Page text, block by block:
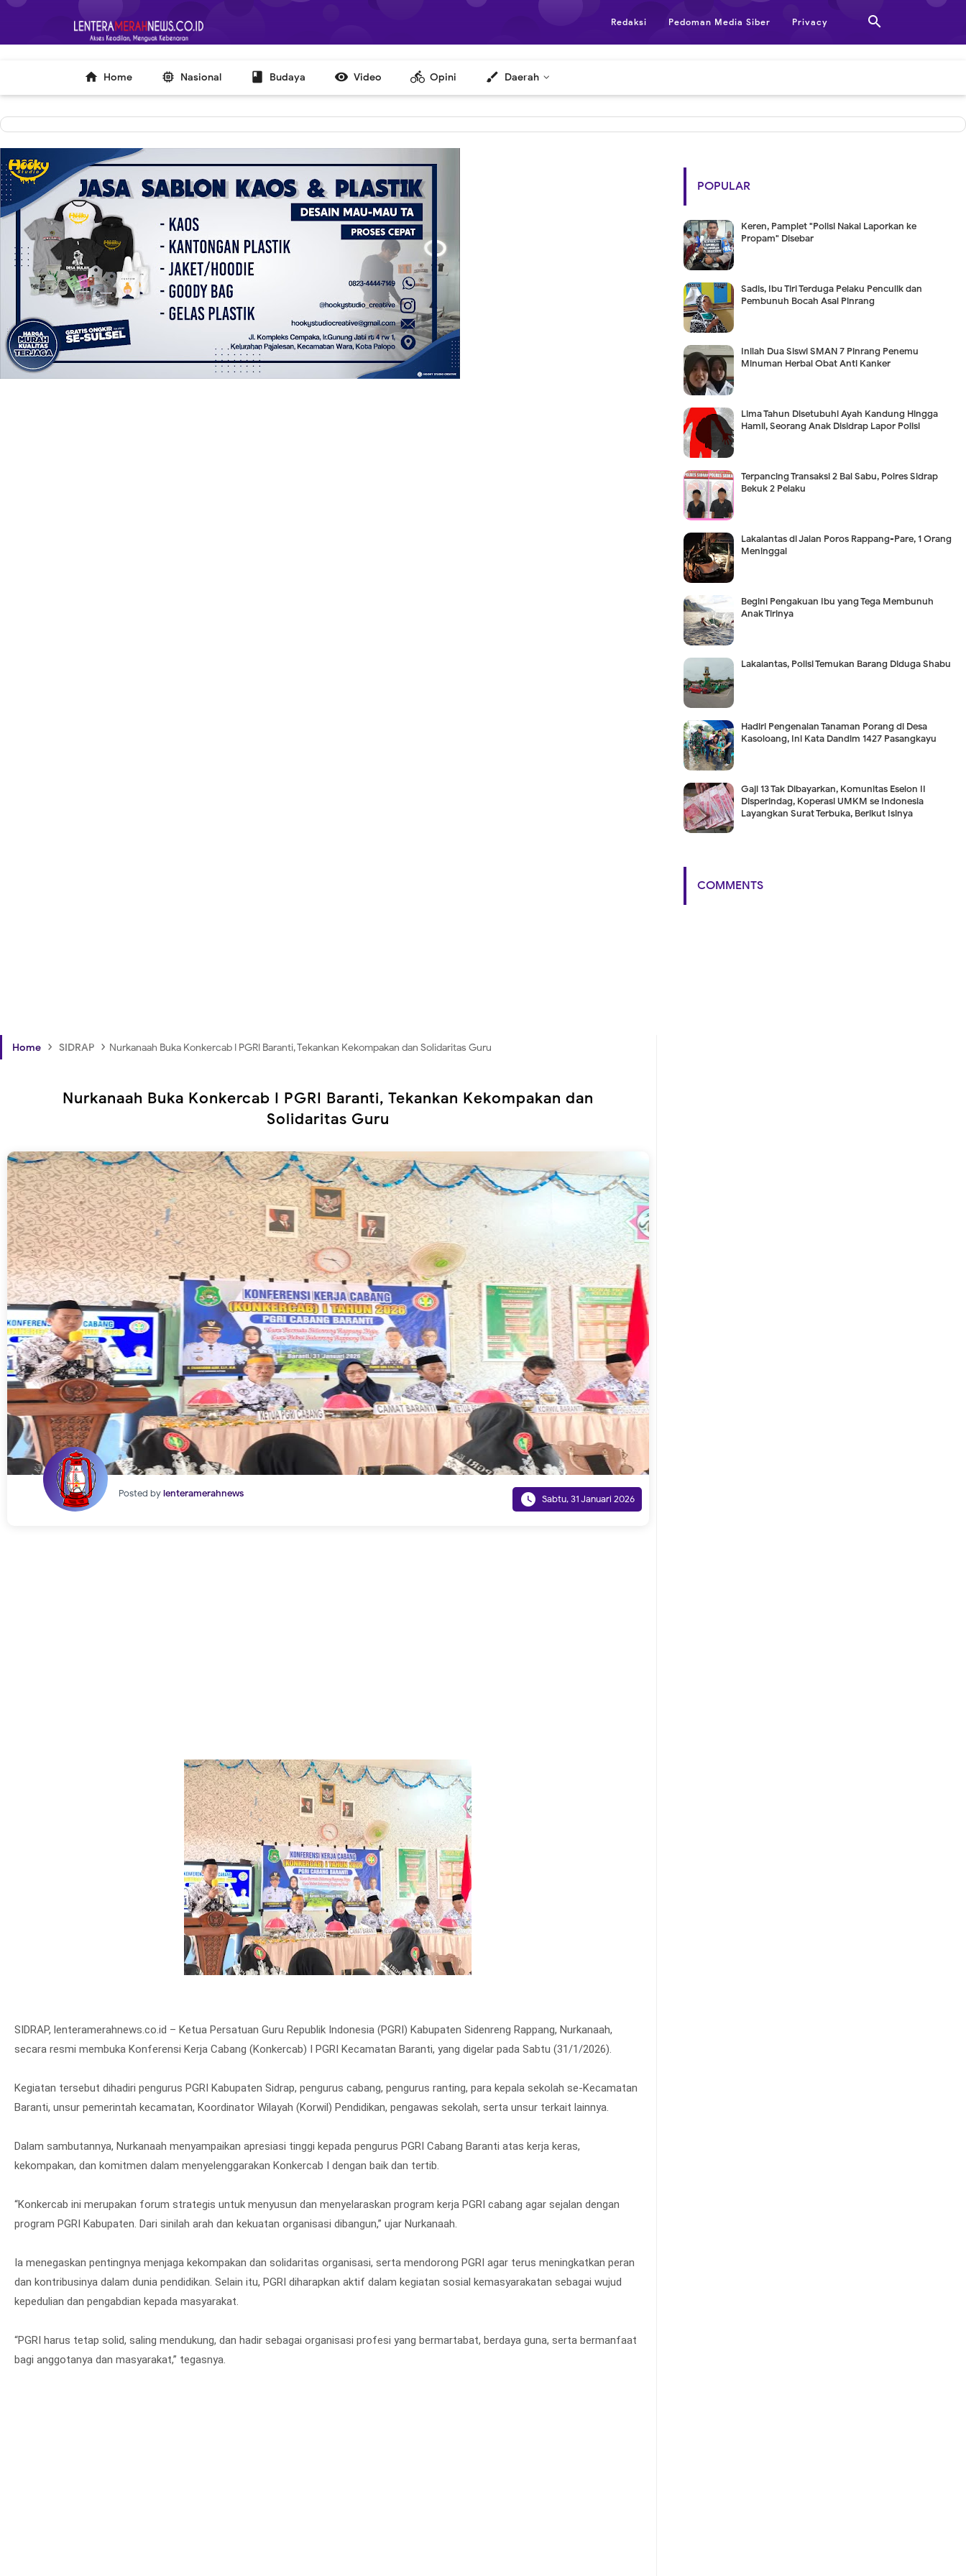
-->

Redaksi Pedoman Media Siber Privacy
 Home  Nasional  Budaya  Video directions_bike Opini brush Daerah
Home › SIDRAP › Nurkanaah Buka Konkercab I PGRI Baranti, Tekankan Kekompakan dan Solidaritas Guru
Nurkanaah Buka Konkercab I PGRI Baranti, Tekankan Kekompakan dan
Solidaritas Guru
Posted bylenteramerahnews  Sabtu, 31 Januari 2026
SIDRAP, lenteramerahnews.co.id – Ketua Persatuan Guru Republik Indonesia (PGRI) Kabupaten Sidenreng Rappang, Nurkanaah,
secara resmi membuka Konferensi Kerja Cabang (Konkercab) I PGRI Kecamatan Baranti, yang digelar pada Sabtu (31/1/2026).
Kegiatan tersebut dihadiri pengurus PGRI Kabupaten Sidrap, pengurus cabang, pengurus ranting, para kepala sekolah se-Kecamatan
Baranti, unsur pemerintah kecamatan, Koordinator Wilayah (Korwil) Pendidikan, pengawas sekolah, serta unsur terkait lainnya.
Dalam sambutannya, Nurkanaah menyampaikan apresiasi tinggi kepada pengurus PGRI Cabang Baranti atas kerja keras,
kekompakan, dan komitmen dalam menyelenggarakan Konkercab I dengan baik dan tertib.
“Konkercab ini merupakan forum strategis untuk menyusun dan menyelaraskan program kerja PGRI cabang agar sejalan dengan
program PGRI Kabupaten. Dari sinilah arah dan kekuatan organisasi dibangun,” ujar Nurkanaah.
Ia menegaskan pentingnya menjaga kekompakan dan solidaritas organisasi, serta mendorong PGRI agar terus meningkatkan peran
dan kontribusinya dalam dunia pendidikan. Selain itu, PGRI diharapkan aktif dalam kegiatan sosial kemasyarakatan sebagai wujud
kepedulian dan pengabdian kepada masyarakat.
“PGRI harus tetap solid, saling mendukung, dan hadir sebagai organisasi profesi yang bermartabat, berdaya guna, serta bermanfaat
bagi anggotanya dan masyarakat,” tegasnya.
POPULAR
Keren, Pamplet "Polisi Nakal Laporkan ke
Propam" Disebar
Sadis, Ibu Tiri Terduga Pelaku Penculik dan
Pembunuh Bocah Asal Pinrang
Inilah Dua Siswi SMAN 7 Pinrang Penemu
Minuman Herbal Obat Anti Kanker
Lima Tahun Disetubuhi Ayah Kandung Hingga
Hamil, Seorang Anak Disidrap Lapor Polisi
Terpancing Transaksi 2 Bal Sabu, Polres Sidrap
Bekuk 2 Pelaku
Lakalantas di Jalan Poros Rappang-Pare, 1 Orang
Meninggal
Begini Pengakuan Ibu yang Tega Membunuh
Anak Tirinya
Lakalantas, Polisi Temukan Barang Diduga Shabu
Hadiri Pengenalan Tanaman Porang di Desa
Kasoloang, Ini Kata Dandim 1427 Pasangkayu
Gaji 13 Tak Dibayarkan, Komunitas Eselon II
Disperindag, Koperasi UMKM se Indonesia
Layangkan Surat Terbuka, Berikut Isinya
COMMENTS